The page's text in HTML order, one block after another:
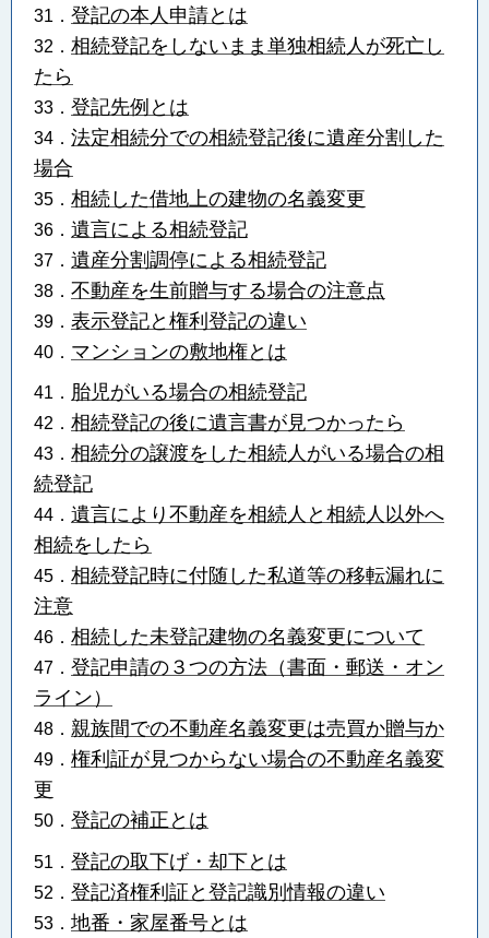
31． 登記の本人申請とは
32． 相続登記をしないまま単独相続人が死亡し
たら
33． 登記先例とは
34． 法定相続分での相続登記後に遺産分割した
場合
35． 相続した借地上の建物の名義変更
36． 遺言による相続登記
37． 遺産分割調停による相続登記
38． 不動産を生前贈与する場合の注意点
39． 表示登記と権利登記の違い
40． マンションの敷地権とは
41． 胎児がいる場合の相続登記
42． 相続登記の後に遺言書が見つかったら
43． 相続分の譲渡をした相続人がいる場合の相
続登記
44． 遺言により不動産を相続人と相続人以外へ
相続をしたら
45． 相続登記時に付随した私道等の移転漏れに
注意
46． 相続した未登記建物の名義変更について
47． 登記申請の３つの方法（書面・郵送・オン
ライン）
48． 親族間での不動産名義変更は売買か贈与か
49． 権利証が見つからない場合の不動産名義変
更
50． 登記の補正とは
51． 登記の取下げ・却下とは
52． 登記済権利証と登記識別情報の違い
53． 地番・家屋番号とは